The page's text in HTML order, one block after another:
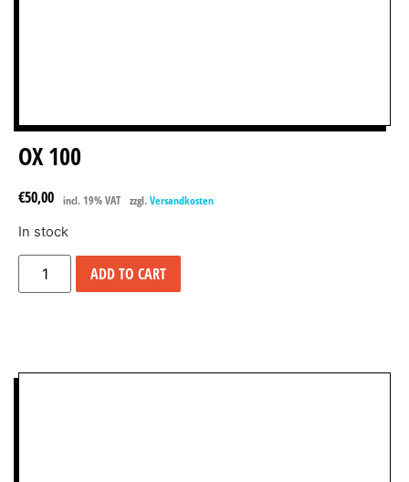
OX 100
€50,00 incl. 19% VAT zzgl. Versandkosten
In stock
ADD TO CART